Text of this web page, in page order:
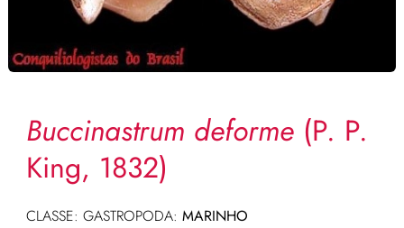
Buccinastrum deforme(P. P.
King, 1832)
CLASSE: GASTROPODA: MARINHO